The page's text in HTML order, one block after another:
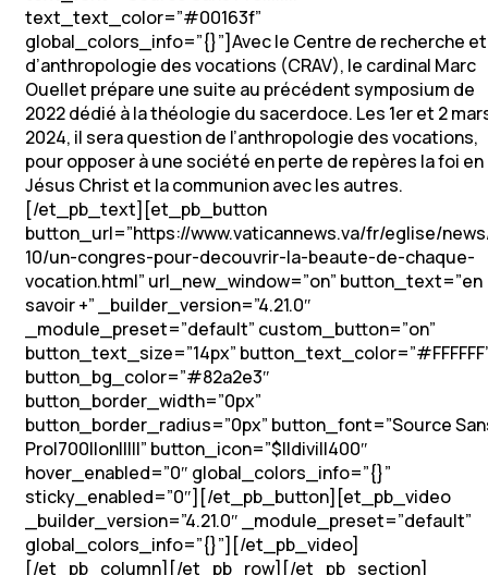
text_text_color=”#00163f”
global_colors_info=”{}”]Avec le Centre de recherche et
d’anthropologie des vocations (CRAV), le cardinal Marc
Ouellet prépare une suite au précédent symposium de
2022 dédié à la théologie du sacerdoce. Les 1er et 2
2024, il sera question de l’anthropologie des vocations,
pour opposer à une société en perte de repères la foi en
Jésus Christ et la communion avec les autres.
[/et_pb_text][et_pb_button
button_url=”https://www.vaticannews.va/fr/eglise/
10/un-congres-pour-decouvrir-la-beaute-de-chaque-
vocation.html” url_new_window=”on” button_text=”en
savoir +” _builder_version=”4.21.0″
_module_preset=”default” custom_button=”on”
button_text_size=”14px”
button_bg_color=”#82a2e3″
button_border_width=”0px”
button_border_radius=”0px” button_font=”Source
Pro|700||on|||||” button_icon=”$||divi||400″
hover_enabled=”0″ global_colors_info=”{}”
sticky_enabled=”0″][/et_pb_button][et_pb_video
_builder_version=”4.21.0″ _module_preset=”default”
global_colors_info=”{}”][/et_pb_video]
[/et_pb_column][/et_pb_row][/et_pb_section]